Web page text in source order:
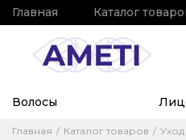
Главная Каталог
Волосы
Главная Каталог товаров